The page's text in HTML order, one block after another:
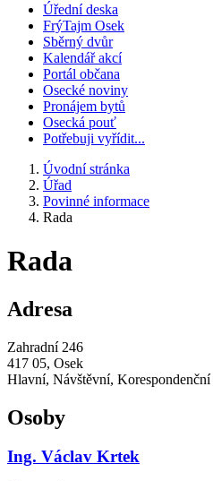
Úřední deska
FrýTajm Osek
Sběrný dvůr
Kalendář akcí
Portál občana
Osecké noviny
Pronájem bytů
Osecká pouť
Potřebuji vyřídit...
Úvodní stránka
Úřad
Povinné informace
Rada
Rada
Adresa
Zahradní 246
417 05, Osek
Hlavní, Návštěvní, Korespondenční
Osoby
Ing. Václav Krtek